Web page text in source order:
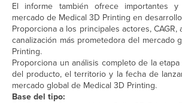
El informe también ofrece importantes
mercado de Medical 3D Printing en
Proporciona a los principales actores, CAGR,
canalización más prometedora del mercado
Printing.
Proporciona un análisis completo de la
del producto, el territorio y la fecha de
mercado global de Medical 3D Printing.
Base del tipo: